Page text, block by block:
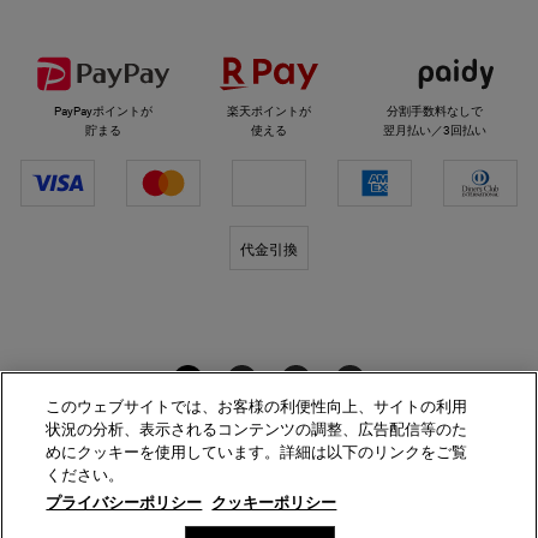
PayPayポイントが
貯まる
楽天ポイントが
使える
分割手数料なしで
翌月払い／3回払い
代金引換
特定商取引法に基づく表示 サイトマップ
このウェブサイトでは、お客様の利便性向上、サイトの利用
状況の分析、表示されるコンテンツの調整、広告配信等のた
めにクッキーを使用しています。詳細は以下のリンクをご覧
ください。
プライバシーポリシー クッキーポリシー